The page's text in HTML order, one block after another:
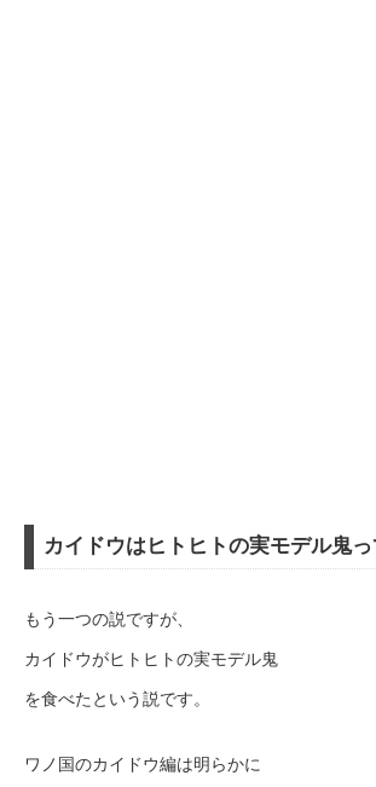
カイドウはヒトヒトの実モデル鬼っ
もう一つの説ですが、
カイドウがヒトヒトの実モデル鬼
を食べたという説です。
ワノ国のカイドウ編は明らかに